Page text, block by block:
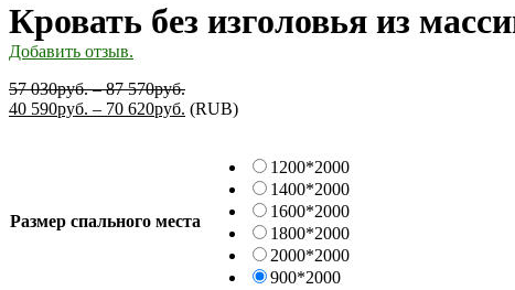
Кровать без изголовья из
Добавить отзыв.
57 030руб.–87 570руб.
40 590руб. – 70 620руб. (RUB)
Размер спального места
1200*2000
1400*2000
1600*2000
1800*2000
2000*2000
900*2000